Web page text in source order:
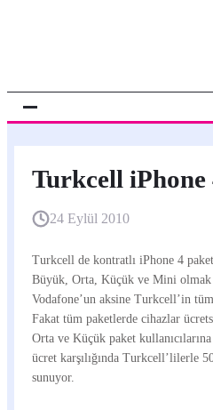
Turkcell
24 Eylül 2010
Turkcell de kontratlı iPhone 4
Büyük, Orta, Küçük ve Mini olmak
Vodafone’un aksine Turkcell’in
Fakat tüm paketlerde cihazlar
Orta ve Küçük paket
ücret karşılığında Turkcell’lilerle
sunuyor.